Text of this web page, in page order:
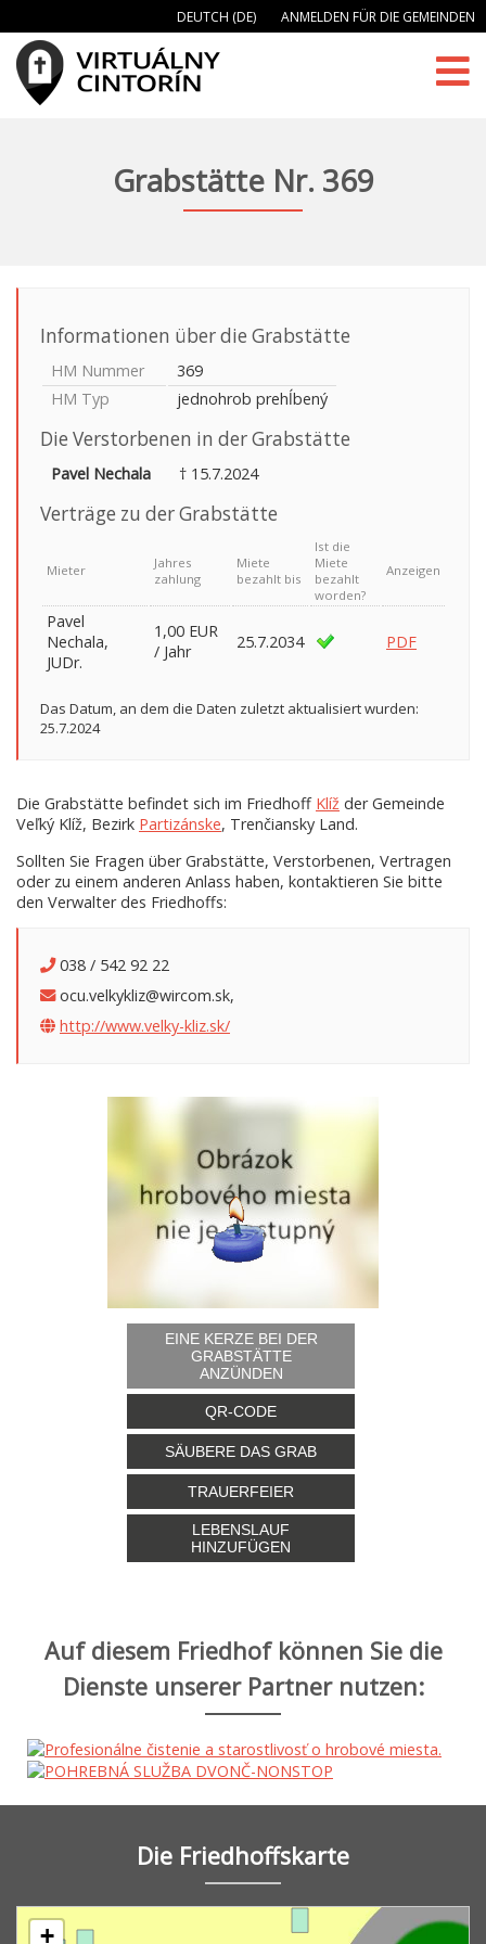
DEUTCH (DE) ANMELDEN FÜR DIE GEMEINDEN
Grabstätte Nr. 369
Informationen über die Grabstätte
HM Nummer
369
HM Typ
jednohrob prehĺbený
Die Verstorbenen in der Grabstätte
Pavel Nechala † 15.7.2024
Verträge zu der Grabstätte
Mieter
Jahres
zahlung
Miete
bezahlt bis
Ist die
Miete
bezahlt
worden?
Anzeigen
Pavel
Nechala,
JUDr.
1,00 EUR
/ Jahr
25.7.2034 PDF
Das Datum, an dem die Daten zuletzt aktualisiert wurden:
25.7.2024
Die Grabstätte befindet sich im Friedhoff Klíž der Gemeinde
Veľký Klíž, Bezirk Partizánske, Trenčiansky Land.
Sollten Sie Fragen über Grabstätte, Verstorbenen, Vertragen
oder zu einem anderen Anlass haben, kontaktieren Sie bitte
den Verwalter des Friedhoffs:
038 / 542 92 22
ocu.velkykliz@wircom.sk,
http://www.velky-kliz.sk/
EINE KERZE BEI DER
GRABSTÄTTE
ANZÜNDEN
QR-CODE
SÄUBERE DAS GRAB
TRAUERFEIER
LEBENSLAUF
HINZUFÜGEN
Auf diesem Friedhof können Sie die
Dienste unserer Partner nutzen:
Die Friedhoffskarte
+